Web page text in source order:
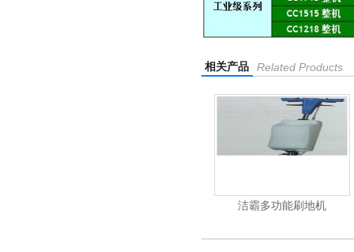
相关产品 Related Products
洁霸多功能刷地机